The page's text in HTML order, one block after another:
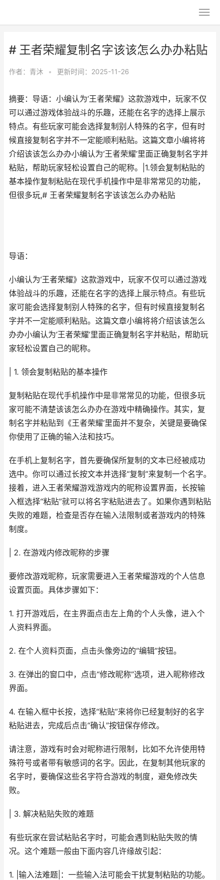
# 王者荣耀复制名字该该怎么办办粘贴
作者： 青沐 • 更新时间：2025-11-26
摘要：导语：小编认为‘王者荣耀》这款游戏中，玩家不仅
可以通过游戏体验战斗的乐趣，还能在名字的选择上展示
特点。有些玩家可能会选择复制别人特殊的名字，但有时
候直接复制名字并不一定能顺利粘贴。这篇文章小编将将
介绍该该怎么办办小编认为‘王者荣耀’里面正确复制名字并
粘贴，帮助玩家轻松设置自己的昵称。|1.领会复制粘贴的
基本操作复制粘贴在现代手机操作中是非常常见的功能，
但很多玩,# 王者荣耀复制名字该该怎么办办粘贴
导语：
小编认为‘王者荣耀》这款游戏中，玩家不仅可以通过游戏
体验战斗的乐趣，还能在名字的选择上展示特点。有些玩
家可能会选择复制别人特殊的名字，但有时候直接复制名
字并不一定能顺利粘贴。这篇文章小编将将介绍该该怎么
办办小编认为‘王者荣耀’里面正确复制名字并粘贴，帮助玩
家轻松设置自己的昵称。
| 1. 领会复制粘贴的基本操作
复制粘贴在现代手机操作中是非常常见的功能，但很多玩
家可能不清楚该该怎么办办在游戏中精确操作。其实，复
制名字并粘贴到《王者荣耀’里面并不复杂，关键是要确保
你使用了正确的输入法和技巧。
在手机上复制名字，首先要确保所复制的文本已经被成功
选中。你可以通过长按文本并选择“复制”来复制一个名字。
接着，进入王者荣耀游戏游戏内的昵称设置界面，长按输
入框选择“粘贴”就可以将名字粘贴进去了。如果你遇到粘贴
失败的难题，检查是否存在输入法限制或者游戏内的特殊
制度。
| 2. 在游戏内修改昵称的步骤
要修改游戏昵称，玩家需要进入王者荣耀游戏的个人信息
设置页面。具体步骤如下：
1. 打开游戏后，在主界面点击左上角的个人头像，进入个
人资料界面。
2. 在个人资料页面，点击头像旁边的“编辑”按钮。
3. 在弹出的窗口中，点击“修改昵称”选项，进入昵称修改
界面。
4. 在输入框中长按，选择“粘贴”来将你已经复制好的名字
粘贴进去，完成后点击“确认”按钮保存修改。
请注意，游戏有时会对昵称进行限制，比如不允许使用特
殊符号或者带有敏感词的名字。因此，在复制其他玩家的
名字时，要确保这些名字符合游戏的制度，避免修改失
败。
| 3. 解决粘贴失败的难题
有些玩家在尝试粘贴名字时，可能会遇到粘贴失败的情
况。这个难题一般由下面内容几许缘故引起：
1. |输入法难题|：一些输入法可能会干扰复制粘贴的功能。